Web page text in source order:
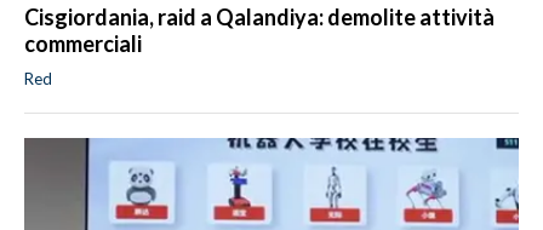
Cisgiordania, raid a Qalandiya: demolite attività
commerciali
Red